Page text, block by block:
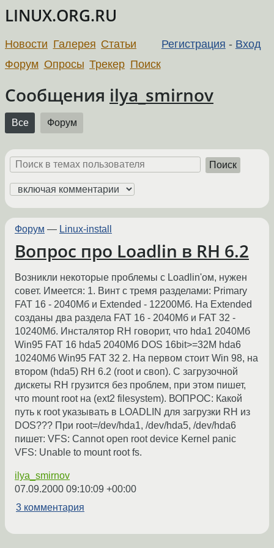
LINUX.ORG.RU
Регистрация - Вход
Новости Галерея Статьи
Форум Опросы Трекер Поиск
Сообщения ilya_smirnov
Все Форум
Поиск
Форум — Linux-install
Вопрос про Loadlin в RH 6.2
Возникли некоторые проблемы с Loadlin'ом, нужен
совет. Имеется: 1. Винт с тремя разделами: Primary
FAT 16 - 2040Мб и Extended - 12200Мб. На Extended
созданы два раздела FAT 16 - 2040Мб и FAT 32 -
10240Мб. Инсталятор RH говорит, что hda1 2040Мб
Win95 FAT 16 hda5 2040Мб DOS 16bit>=32M hda6
10240Мб Win95 FAT 32 2. На первом стоит Win 98, на
втором (hda5) RH 6.2 (root и своп). С загрузочной
дискеты RH грузится без проблем, при этом пишет,
что mount root на (ext2 filesystem). ВОПРОС: Какой
путь к root указывать в LOADLIN для загрузки RH из
DOS??? При root=/dev/hda1, /dev/hda5, /dev/hda6
пишет: VFS: Cannot open root device Kernel panic
VFS: Unable to mount root fs.
ilya_smirnov
07.09.2000 09:10:09 +00:00
3 комментария